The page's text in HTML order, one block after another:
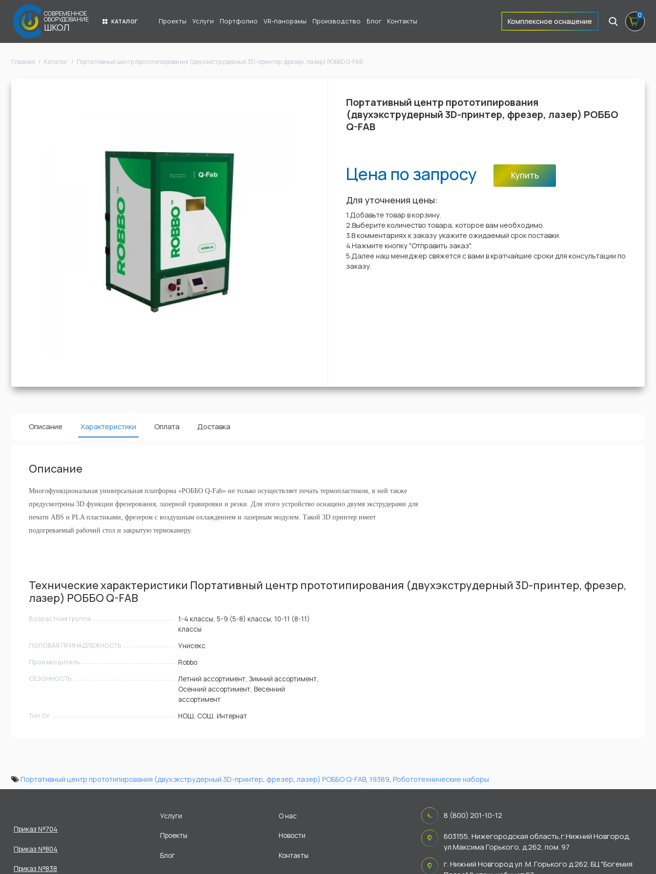
СОВРЕМЕННОЕ
ОБОРУДОВАНИЕ
ШКОЛ КАТАЛОГ Проекты Услуги Портфолио VR-панорамы Производство Блог Контакты Комплексное оснащение
0
Главная Каталог Портативный центр прототипирования (двухэкструдерный 3D-принтер, фрезер, лазер) РОББО Q-FAB
Портативный центр прототипирования
(двухэкструдерный 3D-принтер, фрезер, лазер) РОББО
Q-FAB
Цена по запросу Купить
Для уточнения цены:
1.Добавьте товар в корзину.
2.Выберите количество товара, которое вам необходимо.
3.В комментариях к заказу укажите ожидаемый срок поставки.
4.Нажмите кнопку "Отправить заказ".
5.Далее наш менеджер свяжется с вами в кратчайшие сроки для консультации по
заказу.
Описание Характеристики Оплата Доставка
Описание
Многофункциональная универсальная платформа «РОББО Q-Fab» не только осуществляет печать термопластиком, в ней также
предусмотрены 3D функции фрезерования, лазерной гравировки и резки. Для этого устройство оснащено двумя экструдерами для
печати ABS и PLA пластиками, фрезером с воздушным охлаждением и лазерным модулем. Такой 3D принтер имеет
подогреваемый рабочий стол и закрытую термокамеру.
Технические характеристики Портативный центр прототипирования (двухэкструдерный 3D-принтер, фрезер,
лазер) РОББО Q-FAB
Возрастная группа
1-4 классы, 5-9 (5-8) классы, 10-11 (8-11)
классы
ПОЛОВАЯ ПРИНАДЛЕЖНОСТЬ Унисекс
Производитель Robbo
СЕЗОННОСТЬ
Летний ассортимент, Зимний ассортимент,
Осенний ассортимент, Весенний
ассортимент
Тип ОУ НОШ, СОШ, Интернат
Портативный центр прототипирования (двухэкструдерный 3D-принтер, фрезер, лазер) РОББО Q-FAB, 19389, Робототехнические наборы
Приказ №704
Приказ №804
Приказ №838
Услуги
Проекты
Блог
О нас
Новости
Контакты
8 (800) 201-10-12
603155, Нижегородская область,г.Нижний Новгород,
ул.Максима Горького, д.262, пом. 97
г. Нижний Новгород ул .М. Горького д.262. БЦ "Богемия